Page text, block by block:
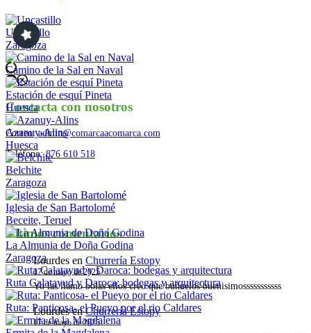
Uncastillo
Zaragoza
Camino de la Sal en Naval
Estación de esquí Pineta
Huesca
Azanuy-Alins
Huesca
Belchite
Zaragoza
Iglesia de San Bartolomé
Beceite, Teruel
La Almunia de Doña Godina
Zaragoza
Ruta Calatayud y Daroca: bodegas y arquitectura
Ruta: Panticosa- el Pueyo por el rio Caldares
Contacta con nosotros
Correo:admin@comarcaacomarca.com
Teléfono:876 610 518
Últimos comentarios
Lourdes en Churrería Estopy
17 de mayo de 2025
Yo las llamo bolas ellos creo que buñuelos buenisimosssssssssss
LourdesenChurrería Estopy
17 de mayo de 2025